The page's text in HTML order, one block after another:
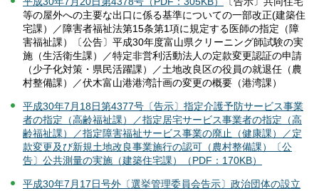
等の屋外への主要な出口に係る基準についての一部改正(建築住
宅課）／障害者福祉法第15条第1項に規定する医師の指定（障
害福祉課）〔公告〕平成30年度富山県クリーニング師試験の実
施（生活衛生課）／特定非営利活動法人の定款変更認証の申請
（少子化対策・県民活躍課）／土地改良区の役員の就退任（農
村整備課）／伏木富山港港湾計画の変更の概要（港湾課）
平成30年7月18日第4377号〔告示〕指定介護予防サービス事業
者の指定（高齢福祉課）／指定居宅サービス事業者の指定（高
齢福祉課）／指定障害福祉サービス事業の廃止（健康課）／定
款変更及び新規土地改良事業施行の認可（農村整備課）〔公
告〕公共測量の実施（建築住宅課）（PDF：170KB）
平成30年7月17日号外〔選挙管理委員会告示〕政治団体の設立